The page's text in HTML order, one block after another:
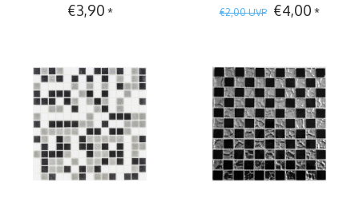
schwarz / weiß
€3,90 *
orange mix
€2,00UVP €4,00 *